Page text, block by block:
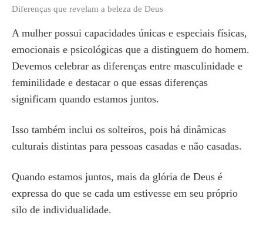
Diferenças que revelam a beleza de Deus
A mulher possui capacidades únicas e especiais físicas,
emocionais e psicológicas que a distinguem do homem.
Devemos celebrar as diferenças entre masculinidade e
feminilidade e destacar o que essas diferenças
significam quando estamos juntos.
Isso também inclui os solteiros, pois há dinâmicas
culturais distintas para pessoas casadas e não casadas.
Quando estamos juntos, mais da glória de Deus é
expressa do que se cada um estivesse em seu próprio
silo de individualidade.